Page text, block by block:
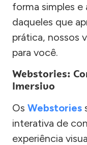
forma simples e
daqueles que
prática, nossos
para você.
Webstories:
Imersivo
Os Webstories
interativa de
experiência